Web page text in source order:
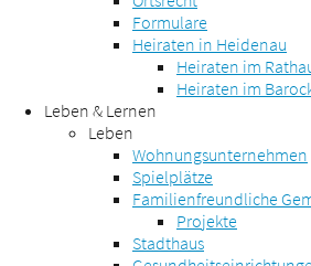
Formulare
Heiraten in Heidenau
Heiraten im
Heiraten im
Leben & Lernen
Leben
Wohnungsunternehmen
Spielplätze
Familienfreundliche
Projekte
Stadthaus